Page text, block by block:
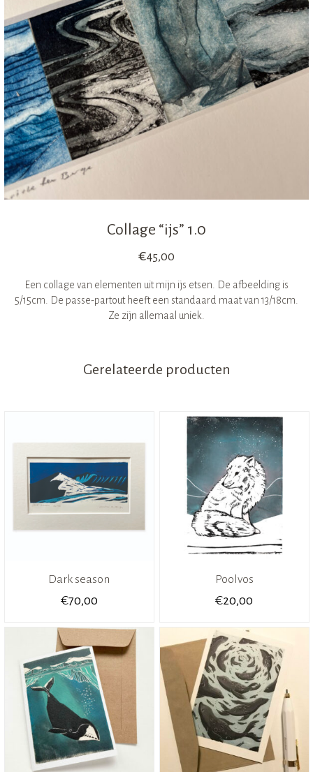
Collage “ijs” 1.0
€45,00
Een collage van elementen uit mijn ijs etsen. De afbeelding is
5/15cm. De passe-partout heeft een standaard maat van 13/18cm.
Ze zijn allemaal uniek.
Gerelateerde producten
Dark season
€70,00
Poolvos
€20,00